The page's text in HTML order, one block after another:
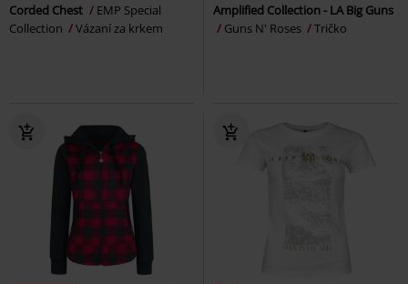
Corded Chest
EMP Special
Collection
Vázaní za krkem
Amplified Collection - LA Big Guns
Guns N' Roses
Tričko